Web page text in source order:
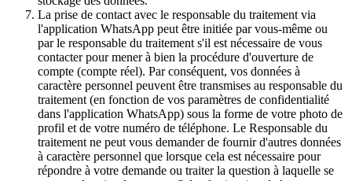
La prise de contact avec le responsable du traitement via
l'application WhatsApp peut être initiée par vous-même ou
par le responsable du traitement s'il est nécessaire de vous
contacter pour mener à bien la procédure d'ouverture de
compte (compte réel). Par conséquent, vos données à
caractère personnel peuvent être transmises au responsable du
traitement (en fonction de vos paramètres de confidentialité
dans l'application WhatsApp) sous la forme de votre photo de
profil et de votre numéro de téléphone. Le Responsable du
traitement ne peut vous demander de fournir d'autres données
à caractère personnel que lorsque cela est nécessaire pour
répondre à votre demande ou traiter la question à laquelle se